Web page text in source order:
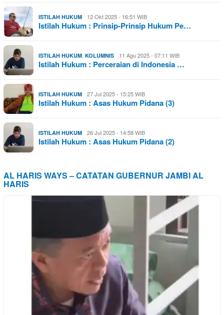
ISTILAH HUKUM 12 Okt 2025 - 16:51 WIB
Istilah Hukum : Prinsip-Prinsip Hukum Pe…
ISTILAH HUKUM, KOLUMNIS 11 Agu 2025 - 07:11 WIB
Istilah Hukum : Perceraian di Indonesia …
ISTILAH HUKUM 27 Jul 2025 - 15:25 WIB
Istilah Hukum : Asas Hukum Pidana (3)
ISTILAH HUKUM 26 Jul 2025 - 14:58 WIB
Istilah Hukum : Asas Hukum Pidana (2)
AL HARIS WAYS – CATATAN GUBERNUR JAMBI AL
HARIS